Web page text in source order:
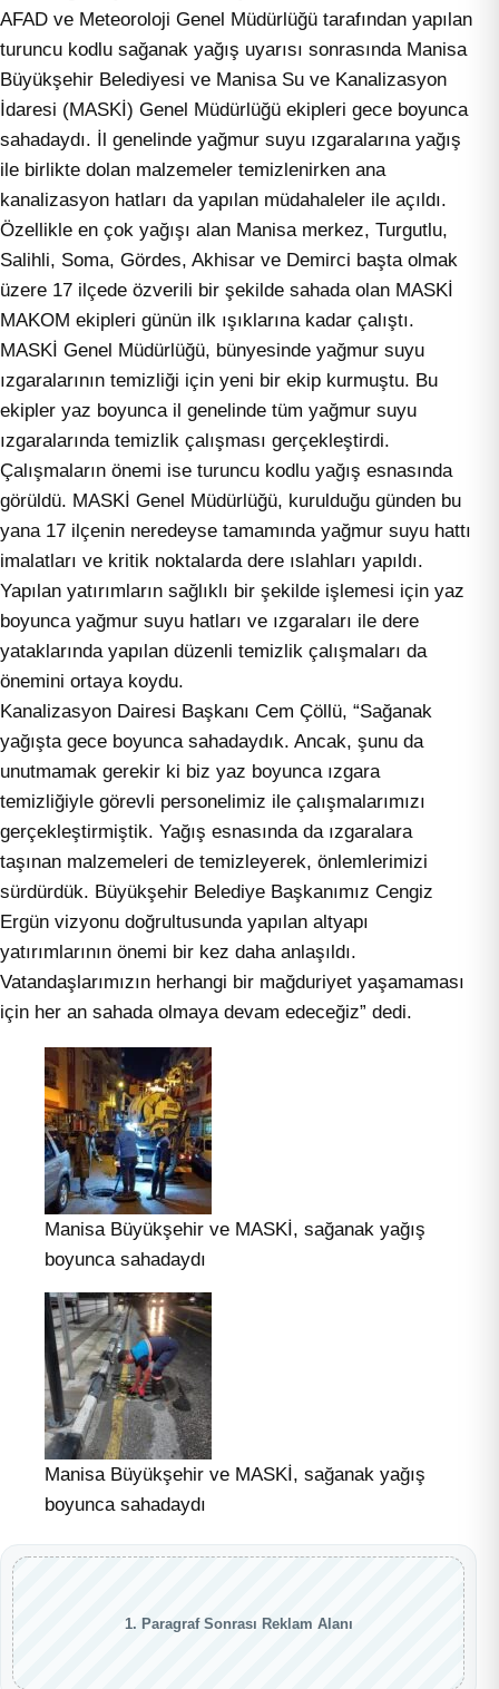
AFAD ve Meteoroloji Genel Müdürlüğü tarafından yapılan
turuncu kodlu sağanak yağış uyarısı sonrasında Manisa
Büyükşehir Belediyesi ve Manisa Su ve Kanalizasyon
İdaresi (MASKİ) Genel Müdürlüğü ekipleri gece boyunca
sahadaydı. İl genelinde yağmur suyu ızgaralarına yağış
ile birlikte dolan malzemeler temizlenirken ana
kanalizasyon hatları da yapılan müdahaleler ile açıldı.
Özellikle en çok yağışı alan Manisa merkez, Turgutlu,
Salihli, Soma, Gördes, Akhisar ve Demirci başta olmak
üzere 17 ilçede özverili bir şekilde sahada olan MASKİ
MAKOM ekipleri günün ilk ışıklarına kadar çalıştı.
MASKİ Genel Müdürlüğü, bünyesinde yağmur suyu
ızgaralarının temizliği için yeni bir ekip kurmuştu. Bu
ekipler yaz boyunca il genelinde tüm yağmur suyu
ızgaralarında temizlik çalışması gerçekleştirdi.
Çalışmaların önemi ise turuncu kodlu yağış esnasında
görüldü. MASKİ Genel Müdürlüğü, kurulduğu günden bu
yana 17 ilçenin neredeyse tamamında yağmur suyu hattı
imalatları ve kritik noktalarda dere ıslahları yapıldı.
Yapılan yatırımların sağlıklı bir şekilde işlemesi için yaz
boyunca yağmur suyu hatları ve ızgaraları ile dere
yataklarında yapılan düzenli temizlik çalışmaları da
önemini ortaya koydu.
Kanalizasyon Dairesi Başkanı Cem Çöllü, “Sağanak
yağışta gece boyunca sahadaydık. Ancak, şunu da
unutmamak gerekir ki biz yaz boyunca ızgara
temizliğiyle görevli personelimiz ile çalışmalarımızı
gerçekleştirmiştik. Yağış esnasında da ızgaralara
taşınan malzemeleri de temizleyerek, önlemlerimizi
sürdürdük. Büyükşehir Belediye Başkanımız Cengiz
Ergün vizyonu doğrultusunda yapılan altyapı
yatırımlarının önemi bir kez daha anlaşıldı.
Vatandaşlarımızın herhangi bir mağduriyet yaşamaması
için her an sahada olmaya devam edeceğiz” dedi.
Manisa Büyükşehir ve MASKİ, sağanak yağış
boyunca sahadaydı
Manisa Büyükşehir ve MASKİ, sağanak yağış
boyunca sahadaydı
1. Paragraf Sonrası Reklam Alanı